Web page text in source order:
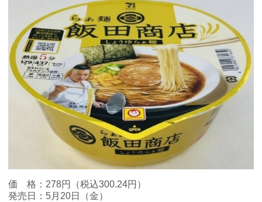
行政サービス
保険
学び・教育
オンラインフォトサービス
コインランドリー（店舗限定）
宅配ロッカー（店舗限定）
自転車シェアリング（店舗限定）
モバイルバッテリーシェアリング（店舗限定）
データで見るセブン‐イレブン
セブン‐イレブンの「商品力」
セブン-イレブンの横顔
セブン-イレブンの歴史
報告書ライブラリー
한국어(서비스)
ภาษาไทย(บริการ)
価 格：278円（税込300.24円）
発売日：5月20日（金）